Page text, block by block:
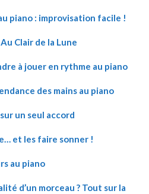
piano : improvisation facile !
Clair de la Lune
à jouer en rythme au piano
des mains au piano
un seul accord
et les faire sonner !
au piano
d’un morceau ? Tout sur la